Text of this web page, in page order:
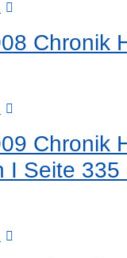
Chronik
Chronik
I Seite 335